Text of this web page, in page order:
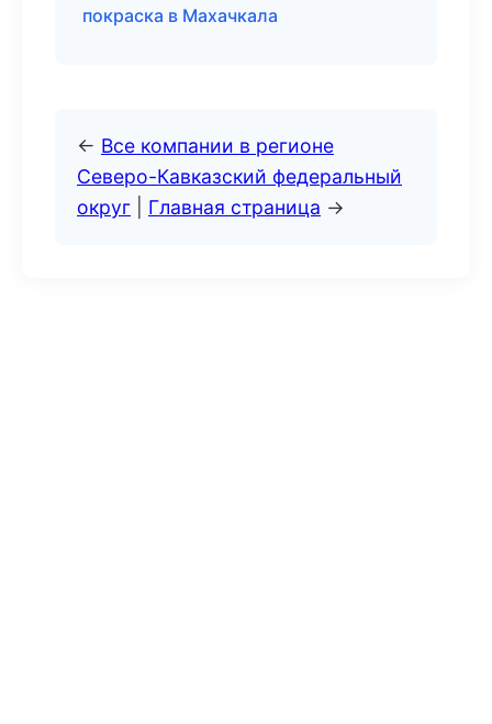
покраска в Махачкала
← Все компании в регионе
Северо-Кавказский федеральный
округ
Главная страница →